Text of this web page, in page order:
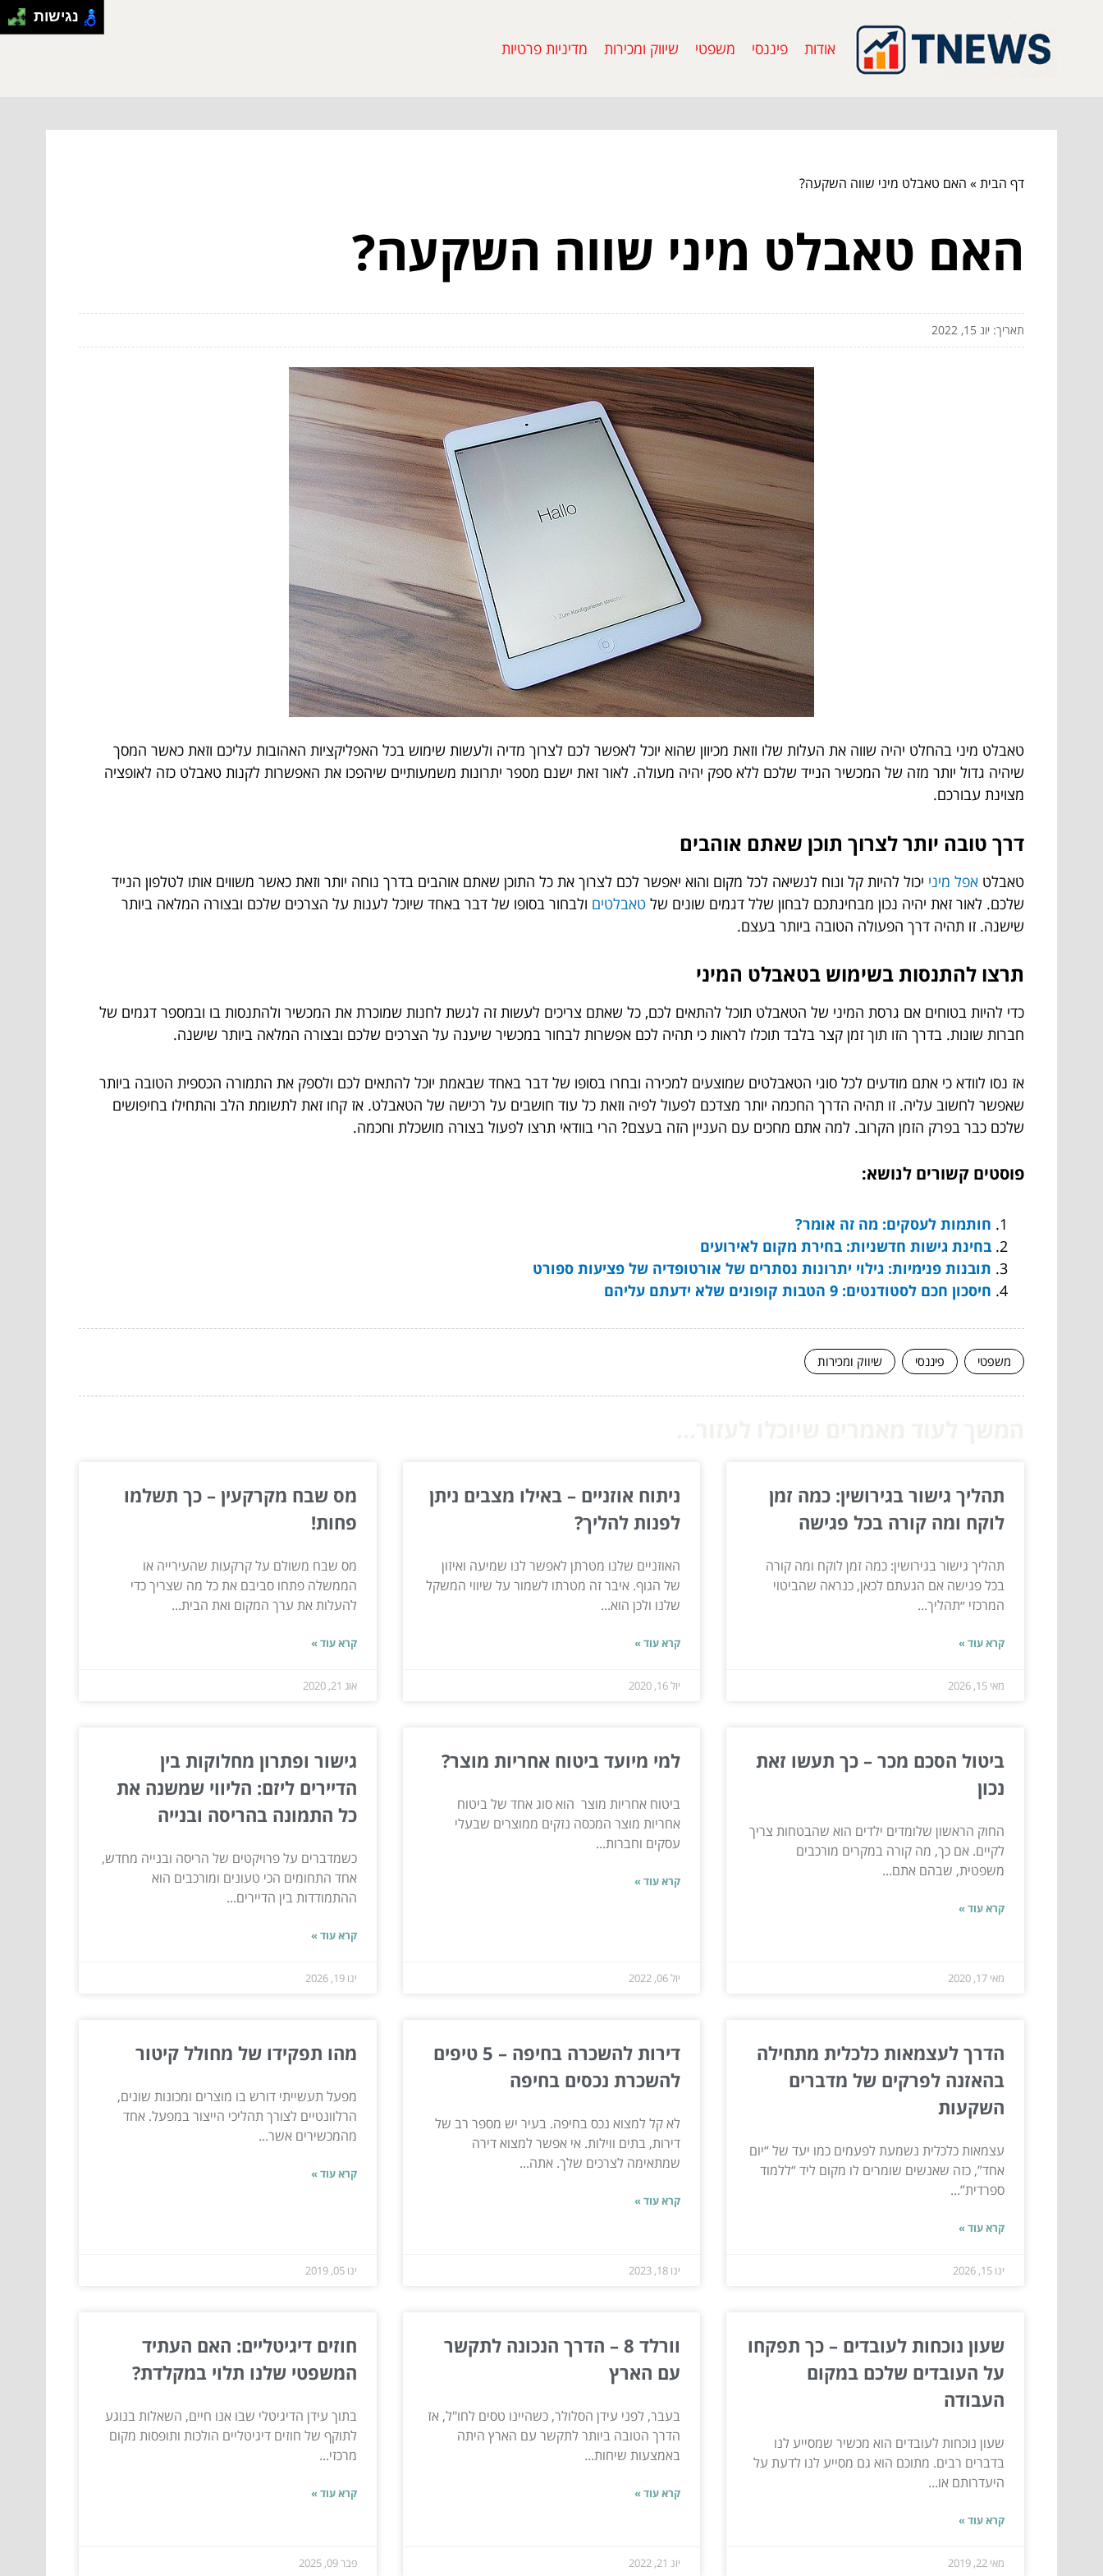
אודות פיננסי משפטי שיווק ומכירות מדיניות פרטיות
דף הבית» האם טאבלט מיני שווה השקעה?
האם טאבלט מיני שווה השקעה?
תאריך: יונ 15, 2022
טאבלט מיני בהחלט יהיה שווה את העלות שלו וזאת מכיוון שהוא יוכל לאפשר לכם לצרוך מדיה ולעשות שימוש בכל האפליקציות האהובות עליכם וזאת כאשר המסך
שיהיה גדול יותר מזה של המכשיר הנייד שלכם ללא ספק יהיה מעולה. לאור זאת ישנם מספר יתרונות משמעותיים שיהפכו את האפשרות לקנות טאבלט כזה לאופציה
מצוינת עבורכם.
דרך טובה יותר לצרוך תוכן שאתם אוהבים
טאבלט אפל מיני יכול להיות קל ונוח לנשיאה לכל מקום והוא יאפשר לכם לצרוך את כל התוכן שאתם אוהבים בדרך נוחה יותר וזאת כאשר משווים אותו לטלפון הנייד
שלכם. לאור זאת יהיה נכון מבחינתכם לבחון שלל דגמים שונים של טאבלטים ולבחור בסופו של דבר באחד שיוכל לענות על הצרכים שלכם ובצורה המלאה ביותר
שישנה. זו תהיה דרך הפעולה הטובה ביותר בעצם.
תרצו להתנסות בשימוש בטאבלט המיני
כדי להיות בטוחים אם גרסת המיני של הטאבלט תוכל להתאים לכם, כל שאתם צריכים לעשות זה לגשת לחנות שמוכרת את המכשיר ולהתנסות בו ובמספר דגמים של
חברות שונות. בדרך הזו תוך זמן קצר בלבד תוכלו לראות כי תהיה לכם אפשרות לבחור במכשיר שיענה על הצרכים שלכם ובצורה המלאה ביותר שישנה.
אז נסו לוודא כי אתם מודעים לכל סוגי הטאבלטים שמוצעים למכירה ובחרו בסופו של דבר באחד שבאמת יוכל להתאים לכם ולספק את התמורה הכספית הטובה ביותר
שאפשר לחשוב עליה. זו תהיה הדרך החכמה יותר מצדכם לפעול לפיה וזאת כל עוד חושבים על רכישה של הטאבלט. אז קחו זאת לתשומת הלב והתחילו בחיפושים
שלכם כבר בפרק הזמן הקרוב. למה אתם מחכים עם העניין הזה בעצם? הרי בוודאי תרצו לפעול בצורה מושכלת וחכמה.
פוסטים קשורים לנושא:
חותמות לעסקים: מה זה אומר?
בחינת גישות חדשניות: בחירת מקום לאירועים
תובנות פנימיות: גילוי יתרונות נסתרים של אורטופדיה של פציעות ספורט
חיסכון חכם לסטודנטים: 9 הטבות קופונים שלא ידעתם עליהם
משפטי פיננסי שיווק ומכירות
תהליך גישור בגירושין: כמה זמן
לוקח ומה קורה בכל פגישה
תהליך גישור בגירושין: כמה זמן לוקח ומה קורה
בכל פגישה אם הגעתם לכאן, כנראה שהביטוי
המרכזי ״תהליך...
קרא עוד »
מאי 15, 2026
ניתוח אוזניים – באילו מצבים ניתן
לפנות להליך?
האוזניים שלנו מטרתן לאפשר לנו שמיעה ואיזון
של הגוף. איבר זה מטרתו לשמור על שיווי המשקל
שלנו ולכן הוא...
קרא עוד »
יול 16, 2020
מס שבח מקרקעין – כך תשלמו
פחות!
מס שבח משולם על קרקעות שהעירייה או
הממשלה פתחו סביבם את כל מה שצריך כדי
להעלות את ערך המקום ואת הבית...
קרא עוד »
אוג 21, 2020
ביטול הסכם מכר – כך תעשו זאת
נכון
החוק הראשון שלומדים ילדים הוא שהבטחות צריך
לקיים. אם כך, מה קורה במקרים מורכבים
משפטית, שבהם אתם...
קרא עוד »
מאי 17, 2020
למי מיועד ביטוח אחריות מוצר?
ביטוח אחריות מוצר הוא סוג אחד של ביטוח
אחריות מוצר המכסה נזקים ממוצרים שבעלי
עסקים וחברות...
קרא עוד »
יול 06, 2022
גישור ופתרון מחלוקות בין
הדיירים ליזם: הליווי שמשנה את
כל התמונה בהריסה ובנייה
כשמדברים על פרויקטים של הריסה ובנייה מחדש,
אחד התחומים הכי טעונים ומורכבים הוא
ההתמודדות בין הדיירים...
קרא עוד »
ינו 19, 2026
הדרך לעצמאות כלכלית מתחילה
בהאזנה לפרקים של מדברים
השקעות
עצמאות כלכלית נשמעת לפעמים כמו יעד של “יום
אחד”, כזה שאנשים שומרים לו מקום ליד “ללמוד
ספרדית”...
קרא עוד »
ינו 15, 2026
דירות להשכרה בחיפה – 5 טיפים
להשכרת נכסים בחיפה
לא קל למצוא נכס בחיפה. בעיר יש מספר רב של
דירות, בתים ווילות. אי אפשר למצוא דירה
שמתאימה לצרכים שלך. אתה...
קרא עוד »
ינו 18, 2023
מהו תפקידו של מחולל קיטור
מפעל תעשייתי דורש בו מוצרים ומכונות שונים,
הרלוונטיים לצורך תהליכי הייצור במפעל. אחד
מהמכשירים אשר...
קרא עוד »
ינו 05, 2019
שעון נוכחות לעובדים – כך תפקחו
על העובדים שלכם במקום
העבודה
שעון נוכחות לעובדים הוא מכשיר שמסייע לנו
בדברים רבים. מתוכם הוא גם מסייע לנו לדעת על
היעדרותם או...
קרא עוד »
מאי 22, 2019
וורלד 8 – הדרך הנכונה לתקשר
עם הארץ
בעבר, לפני עידן הסלולר, כשהיינו טסים לחו"ל, אז
הדרך הטובה ביותר לתקשר עם הארץ היתה
באמצעות שיחות...
קרא עוד »
יונ 21, 2022
חוזים דיגיטליים: האם העתיד
המשפטי שלנו תלוי במקלדת?
בתוך עידן הדיגיטלי שבו אנו חיים, השאלות בנוגע
לתוקף של חוזים דיגיטליים הולכות ותופסות מקום
מרכזי...
קרא עוד »
פבר 09, 2025
נגישות